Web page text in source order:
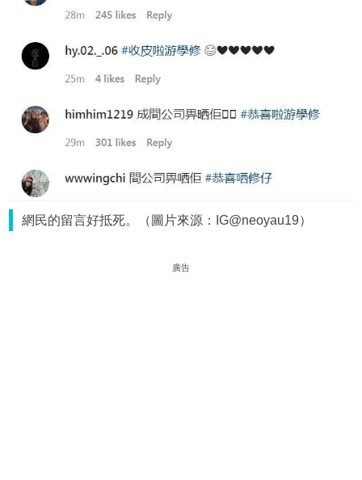
網民的留言好抵死。（圖片來源：IG@neoyau19）
廣告